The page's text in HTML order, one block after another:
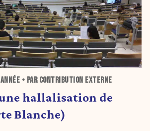
• PAR CONTRIBUTION EXTERNE
hallalisation de
Blanche)